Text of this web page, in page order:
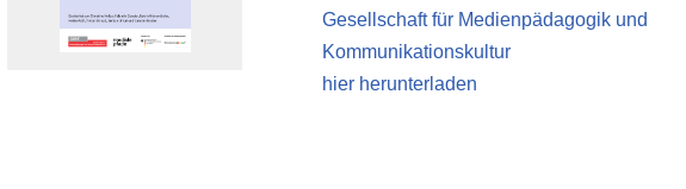
Gesellschaft für Medienpädagogik und
Kommunikationskultur
hier herunterladen